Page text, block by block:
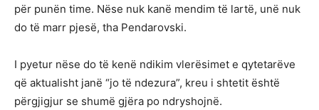
për punën time. Nëse nuk kanë mendim të lartë, unë nuk
do të marr pjesë, tha Pendarovski.
I pyetur nëse do të kenë ndikim vlerësimet e qytetarëve
që aktualisht janë “jo të ndezura”, kreu i shtetit është
përgjigjur se shumë gjëra po ndryshojnë.